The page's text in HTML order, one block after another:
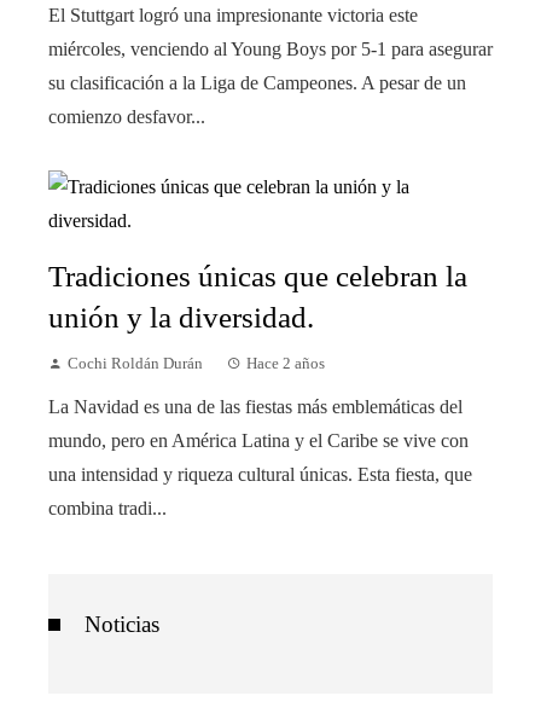
El Stuttgart logró una impresionante victoria este
miércoles, venciendo al Young Boys por 5-1 para asegurar
su clasificación a la Liga de Campeones. A pesar de un
comienzo desfavor...
Tradiciones únicas que celebran la
unión y la diversidad.
Cochi Roldán Durán Hace 2 años
La Navidad es una de las fiestas más emblemáticas del
mundo, pero en América Latina y el Caribe se vive con
una intensidad y riqueza cultural únicas. Esta fiesta, que
combina tradi...
Noticias